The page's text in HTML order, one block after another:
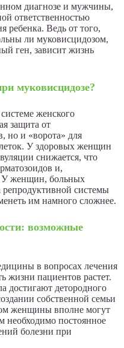
диагнозе и мужчины,
ответственностью
ребенка. Ведь от того,
ли муковисцидозом,
ген, зависит жизнь
муковисцидозе?
женского
защита от
но и «ворота» для
У здоровых женщин
снижается, что
и,
У женщин, больных
репродуктивной системы
им намного сложнее.
возможные
в вопросах лечения
жизни пациентов растет.
достигают детородного
собственной семьи
женщины вполне могут
постоянное
болезни при